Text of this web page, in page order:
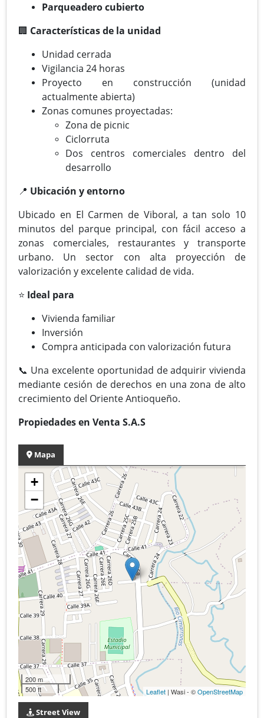
Parqueadero cubierto
🏢 Características de la unidad
Unidad cerrada
Vigilancia 24 horas
Proyecto en construcción (unidad
actualmente abierta)
Zonas comunes proyectadas:
Zona de picnic
Ciclorruta
Dos centros comerciales dentro del
desarrollo
📍 Ubicación y entorno
Ubicado en El Carmen de Viboral, a tan solo 10
minutos del parque principal, con fácil acceso a
zonas comerciales, restaurantes y transporte
urbano. Un sector con alta proyección de
valorización y excelente calidad de vida.
⭐ Ideal para
Vivienda familiar
Inversión
Compra anticipada con valorización futura
📞 Una excelente oportunidad de adquirir vivienda
mediante cesión de derechos en una zona de alto
crecimiento del Oriente Antioqueño.
Propiedades en Venta S.A.S
Mapa
+
−
200 m
500 ft
Leaflet | Wasi - ©OpenStreetMap
Street View